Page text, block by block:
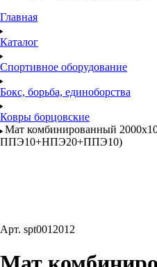
Главная
Каталог
Спортивное оборудование
Бокс, борьба, единоборства
Ковры борцовские
Мат комбинированный
ППЭ10+НПЭ20+ППЭ10)
Арт. spt0012012